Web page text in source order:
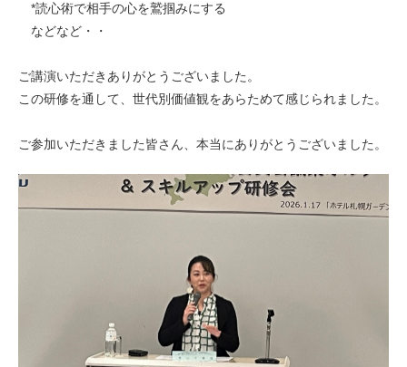
*読心術で相手の心を鷲掴みにする
などなど・・
ご講演いただきありがとうございました。
この研修を通して、世代別価値観をあらためて感じられました。
ご参加いただきました皆さん、本当にありがとうございました。